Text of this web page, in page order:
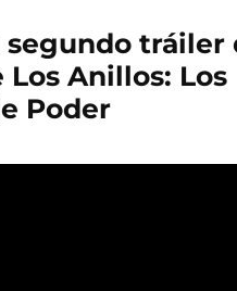
segundo tráiler
Los Anillos: Los
Poder